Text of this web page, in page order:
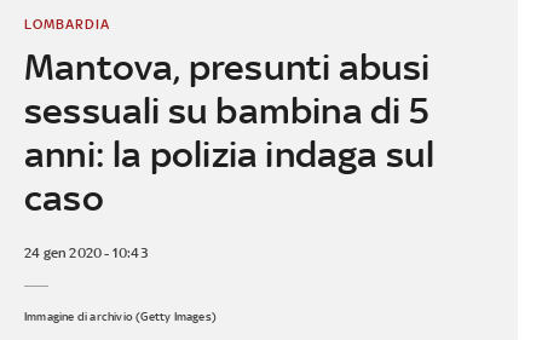
Mantova, presunti abusi
sessuali su bambina di 5
anni: la polizia indaga sul
caso
LOMBARDIA
24 gen 2020 - 10:43
Immagine di archivio (Getty Images)